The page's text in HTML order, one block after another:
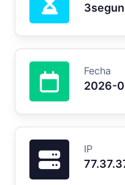
Fecha
2026-
IP